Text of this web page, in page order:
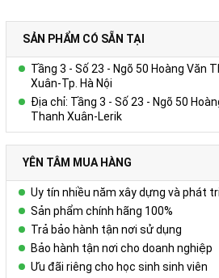
+ Kích thước trang giấy in:
Số lượng và màu sắc của giấy hay mẫu
được đặt theo yêu cầu của khách hàng.
Liên hệ
Công ty Cổ phần Vy Uyên
DC: Số 23, ngõ 50 Hoàng Văn Thái,
Nội
SẢN PHẨM CÓ SẴN TẠI
Tầng 3 - Số 23 - Ngõ 50 Hoàng Văn
Xuân-Tp. Hà Nội
Địa chỉ: Tầng 3 - Số 23 - Ngõ 50
Thanh Xuân-Lerik
YÊN TÂM MUA HÀNG
Uy tín nhiều năm xây dựng và phát
Sản phẩm chính hãng 100%
Trả bảo hành tận nơi sử dụng
Bảo hành tận nơi cho doanh nghiệp
Ưu đãi riêng cho học sinh sinh viên